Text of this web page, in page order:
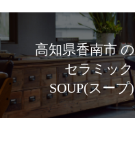
高知県香南市
セラミッ
SOUP(スープ